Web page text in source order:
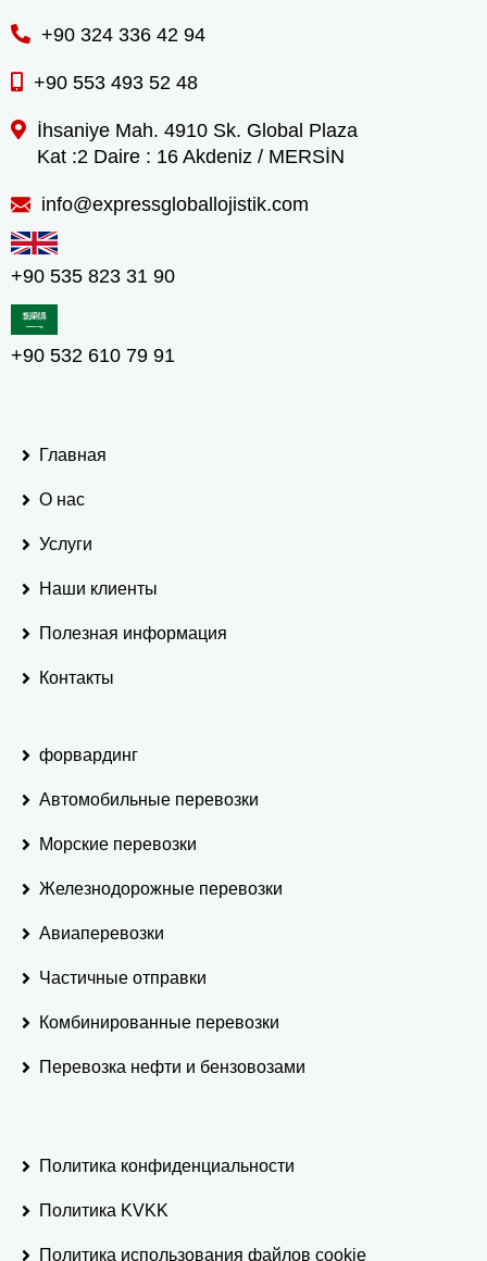
+90 324 336 42 94
+90 553 493 52 48
İhsaniye Mah. 4910 Sk. Global Plaza
Kat :2 Daire : 16 Akdeniz / MERSİN
info@expressgloballojistik.com
+90 535 823 31 90
+90 532 610 79 91
Главная
О нас
Услуги
Наши клиенты
Полезная информация
Контакты
форвардинг
Автомобильные перевозки
Морские перевозки
Железнодорожные перевозки
Авиаперевозки
Частичные отправки
Комбинированные перевозки
Перевозка нефти и бензовозами
Политика конфиденциальности
Политика KVKK
Политика использования файлов cookie